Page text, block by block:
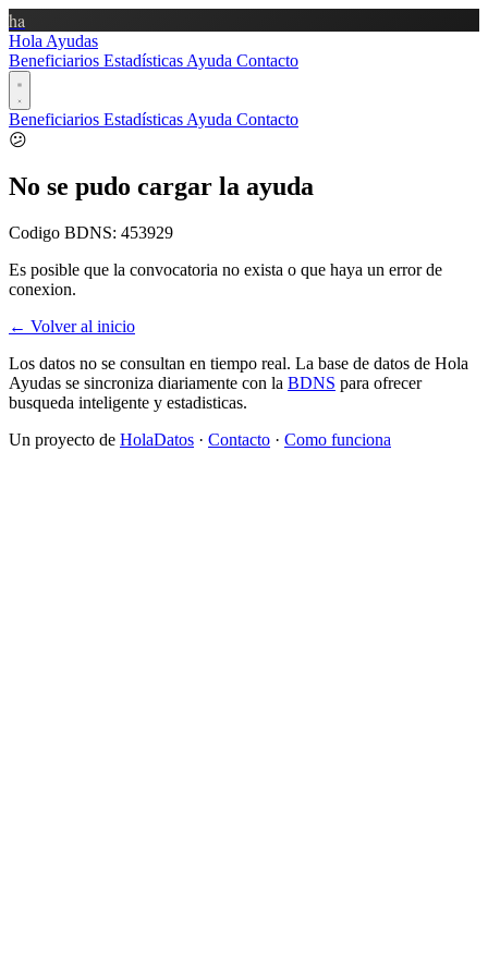
ha
Hola Ayudas
Beneficiarios Estadísticas Ayuda Contacto
Beneficiarios Estadísticas Ayuda Contacto
😕
No se pudo cargar la ayuda
Codigo BDNS: 453929
Es posible que la convocatoria no exista o que haya un error de
conexion.
← Volver al inicio
Los datos no se consultan en tiempo real. La base de datos de Hola
Ayudas se sincroniza diariamente con la BDNS para ofrecer
busqueda inteligente y estadisticas.
Un proyecto de HolaDatos · Contacto · Como funciona